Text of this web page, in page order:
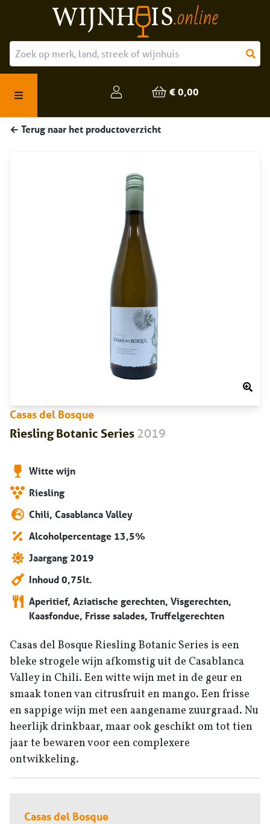
€ 0,00
Onze producten
Veelgestelde vragen
← Terug naar het productoverzicht
Casas del Bosque
Riesling Botanic Series 2019
Witte wijn
Riesling
Chili, Casablanca Valley
Alcoholpercentage 13,5%
Jaargang 2019
Inhoud 0,75lt.
Aperitief, Aziatische gerechten, Visgerechten,
Kaasfondue, Frisse salades, Truffelgerechten
Casas del Bosque Riesling Botanic Series is een
bleke strogele wijn afkomstig uit de Casablanca
Valley in Chili. Een witte wijn met in de geur en
smaak tonen van citrusfruit en mango. Een frisse
en sappige wijn met een aangename zuurgraad. Nu
heerlijk drinkbaar, maar ook geschikt om tot tien
jaar te bewaren voor een complexere
ontwikkeling.
Casas del Bosque